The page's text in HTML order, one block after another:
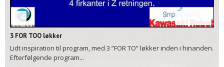
06:12
3 FOR TOO løkker
Lidt inspiration til program, med 3 ”FOR TO” løkker inden i hinanden.
Efterfølgende program...